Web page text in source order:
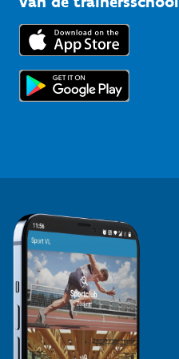
Trainers en begeleiders
Topsporters
Downloads
Voor de pers